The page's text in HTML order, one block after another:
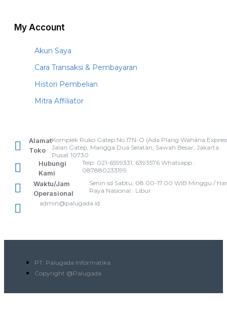
My Account
Akun Saya
Cara Transaksi & Pembayaran
Histori Pembelian
Mitra Affiliator
Alamat
Toko
Komplek Ruko Gatep No.17N-O (Ada Plang Wahana
Jalan Gatep, Mangga Dua Selatan, Sawah Besar, Jakarta
Pusat 10730
Hubungi
Kami
Telp: 021-6599331, 6393576 Whatsapp :
087880233199
Waktu/Jam
Operasional
Senin sd Sabtu, 08.00-17.00 WIB Minggu /
Raya Nasional : Libur
admin@palugada.id
PT. Palugada Informatika
Copyright @Palugada